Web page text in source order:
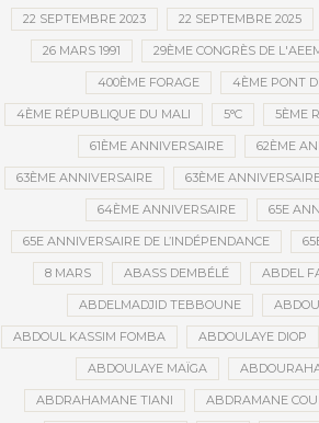
22 SEPTEMBRE 2023 22 SEPTEMBRE 2025
26 MARS 1991 29ÈME CONGRÈS DE
400ÈME FORAGE 4ÈME PONT
4ÈME RÉPUBLIQUE DU MALI 5°C 5ÈME
61ÈME ANNIVERSAIRE 62ÈME
63ÈME ANNIVERSAIRE 63ÈME
64ÈME ANNIVERSAIRE 65E
65E ANNIVERSAIRE DE L’INDÉPENDANCE
8 MARS ABASS DEMBÉLÉ ABDEL
ABDELMADJID TEBBOUNE
ABDOUL KASSIM FOMBA ABDOULAYE DIOP
ABDOULAYE MAÏGA
ABDRAHAMANE TIANI ABDRAMANE